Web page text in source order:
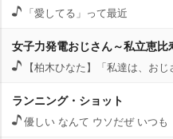
「愛してる」って最近
女子力発電おじさん～私立恵
【柏木ひなた】「私達は、おじ
ランニング・ショット
優しい なんて ウソだぜ いつも